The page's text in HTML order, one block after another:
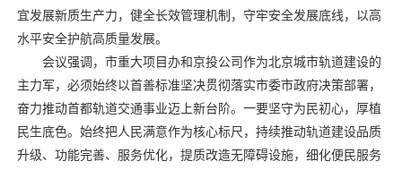
宜发展新质生产力，健全长效管理机制，守牢安全发展底线，以高
水平安全护航高质量发展。
会议强调，市重大项目办和京投公司作为北京城市轨道建设的
主力军，必须始终以首善标准坚决贯彻落实市委市政府决策部署，
奋力推动首都轨道交通事业迈上新台阶。一要坚守为民初心，厚植
民生底色。始终把人民满意作为核心标尺，持续推动轨道建设品质
升级、功能完善、服务优化，提质改造无障碍设施，细化便民服务